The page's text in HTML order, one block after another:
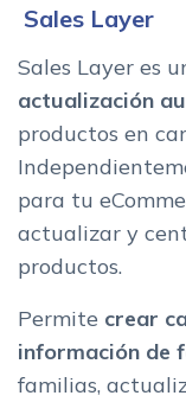
Sales Layer
Sales Layer es
actualización
productos en
para tu
actualizar y
productos.
Permite crear
información de
familias,